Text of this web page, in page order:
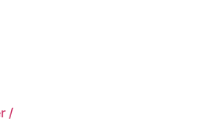
/